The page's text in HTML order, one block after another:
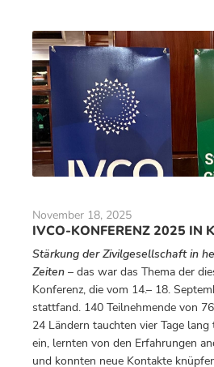
November 18, 2025
IVCO-KONFERENZ 2025 IN
Stärkung der Zivilgesellschaft in
Zeiten – das war das Thema der
Konferenz, die vom 14.– 18.
stattfand. 140 Teilnehmende von
24 Ländern tauchten vier Tage
ein, lernten von den Erfahrungen
und konnten neue Kontakte